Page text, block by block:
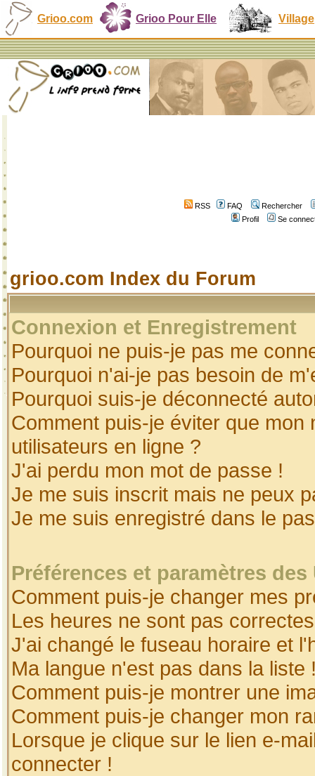
Grioo.com Grioo Pour Elle Village
RSS FAQ
Rechercher
Profil
Se
grioo.com Index du Forum
Connexion et Enregistrement
Pourquoi ne puis-je pas me
Pourquoi n'ai-je pas besoin de
Pourquoi suis-je déconnecté
Comment puis-je éviter que
utilisateurs en ligne ?
J'ai perdu mon mot de passe !
Je me suis inscrit mais ne peux
Je me suis enregistré dans le
Préférences et paramètres
Comment puis-je changer mes
Les heures ne sont pas
J'ai changé le fuseau horaire et
Ma langue n'est pas dans la liste
Comment puis-je montrer une
Comment puis-je changer mon
Lorsque je clique sur le lien e-
connecter !